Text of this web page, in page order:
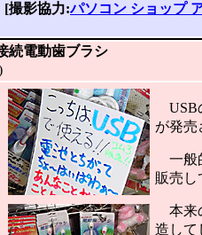
[撮影協力:パソコン ショップ
続電動歯ブラシ
USB
が発売
一般
販売し
本来
造して